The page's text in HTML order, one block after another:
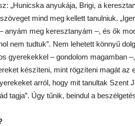
„Hunicska anyukája, Brigi, a
mind meg kellett tanulniuk.
anyám meg keresztanyám –, és ők
nem tudtuk”. Nem lehetett könnyű
gyerekekkel – gondolom magamban
készíteni, mint rögzíteni magát az
arról, hogy mit tanultak Szent
tagja”. Úgy tűnik, beindul a